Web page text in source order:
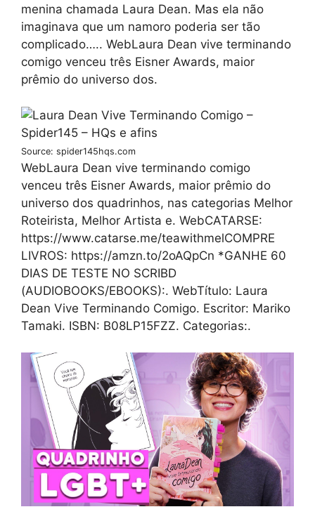
menina chamada Laura Dean. Mas ela não
imaginava que um namoro poderia ser tão
complicado….. WebLaura Dean vive terminando
comigo venceu três Eisner Awards, maior
prêmio do universo dos.
Source: spider145hqs.com
WebLaura Dean vive terminando comigo
venceu três Eisner Awards, maior prêmio do
universo dos quadrinhos, nas categorias Melhor
Roteirista, Melhor Artista e. WebCATARSE:
https://www.catarse.me/teawithmelCOMPRE
LIVROS: https://amzn.to/2oAQpCn *GANHE 60
DIAS DE TESTE NO SCRIBD
(AUDIOBOOKS/EBOOKS):. WebTítulo: Laura
Dean Vive Terminando Comigo. Еscritor: Mariko
Tamaki. ISBN: B08LP15FZZ. Categorias:.